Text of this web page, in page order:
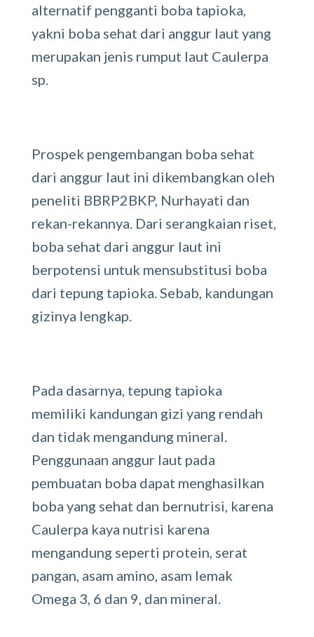
alternatif pengganti boba tapioka,
yakni boba sehat dari anggur laut yang
merupakan jenis rumput laut Caulerpa
sp.
Prospek pengembangan boba sehat
dari anggur laut ini dikembangkan oleh
peneliti BBRP2BKP, Nurhayati dan
rekan-rekannya. Dari serangkaian riset,
boba sehat dari anggur laut ini
berpotensi untuk mensubstitusi boba
dari tepung tapioka. Sebab, kandungan
gizinya lengkap.
Pada dasarnya, tepung tapioka
memiliki kandungan gizi yang rendah
dan tidak mengandung mineral.
Penggunaan anggur laut pada
pembuatan boba dapat menghasilkan
boba yang sehat dan bernutrisi, karena
Caulerpa kaya nutrisi karena
mengandung seperti protein, serat
pangan, asam amino, asam lemak
Omega 3, 6 dan 9, dan mineral.